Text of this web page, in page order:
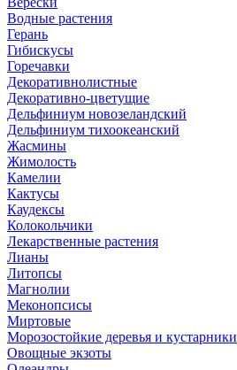
Водные растения
Герань
Гибискусы
Горечавки
Декоративнолистные
Декоративно-цветущие
Дельфиниум новозеландский
Дельфиниум тихоокеанский
Жасмины
Жимолость
Камелии
Кактусы
Каудексы
Колокольчики
Лекарственные растения
Лианы
Литопсы
Магнолии
Меконопсисы
Миртовые
Морозостойкие деревья и кустарники
Овощные экзоты